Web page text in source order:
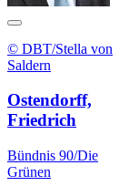
© DBT/Stella von
Saldern
Ostendorff,
Friedrich
Bündnis 90/Die
Grünen